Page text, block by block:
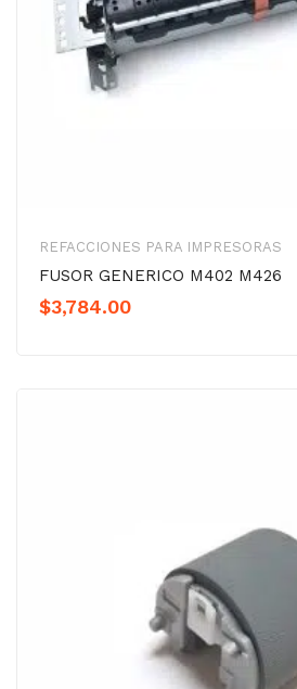
REFACCIONES PARA IMPRESORAS
FUSOR GENERICO M402 M426
$3,784.00